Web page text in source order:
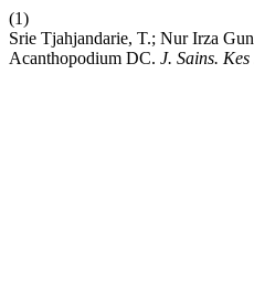
(1)
Srie Tjahjandarie, T.; Nur Irza
Acanthopodium DC. J. Sains. Kes